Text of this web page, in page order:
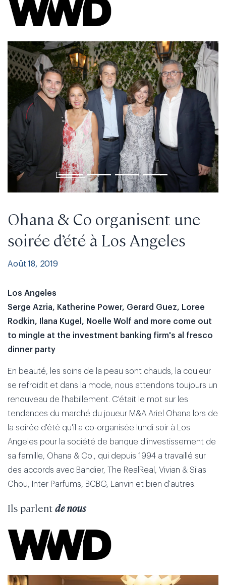
Ohana & Co organisent une
soirée d’été à Los Angeles
Août 18, 2019
Los Angeles
Serge Azria, Katherine Power, Gerard Guez, Loree
Rodkin, Ilana Kugel, Noelle Wolf and more come out
to mingle at the investment banking firm's al fresco
dinner party
En beauté, les soins de la peau sont chauds, la couleur
se refroidit et dans la mode, nous attendons toujours un
renouveau de l'habillement. C'était le mot sur les
tendances du marché du joueur M&A Ariel Ohana lors de
la soirée d'été qu'il a co-organisée lundi soir à Los
Angeles pour la société de banque d'investissement de
sa famille, Ohana & Co., qui depuis 1994 a travaillé sur
des accords avec Bandier, The RealReal, Vivian & Silas
Chou, Inter Parfums, BCBG, Lanvin et bien d'autres.
Ils parlentde nous